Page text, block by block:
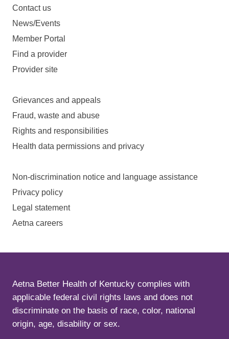
Contact us
News/Events
Member Portal
Find a provider
Provider site
Grievances and appeals
Fraud, waste and abuse
Rights and responsibilities
Health data permissions and privacy
Non-discrimination notice and language assistance
Privacy policy
Legal statement
Aetna careers
Aetna Better Health of Kentucky complies with
applicable federal civil rights laws and does not
discriminate on the basis of race, color, national
origin, age, disability or sex.